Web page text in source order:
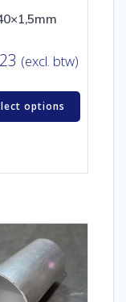
(excl. btw)
options